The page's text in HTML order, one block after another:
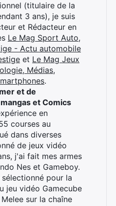
(titulaire de la
3 ans), je suis
et Rédacteur en
Le Mag Sport Auto,
- Actu automobile
et Le Mag Jeux
Médias,
.
et de
et Comics
en
courses au
dans diverses
de jeux vidéo
j'ai fait mes armes
Nes et Gameboy.
pour la
jeu vidéo Gamecube
sur la chaîne